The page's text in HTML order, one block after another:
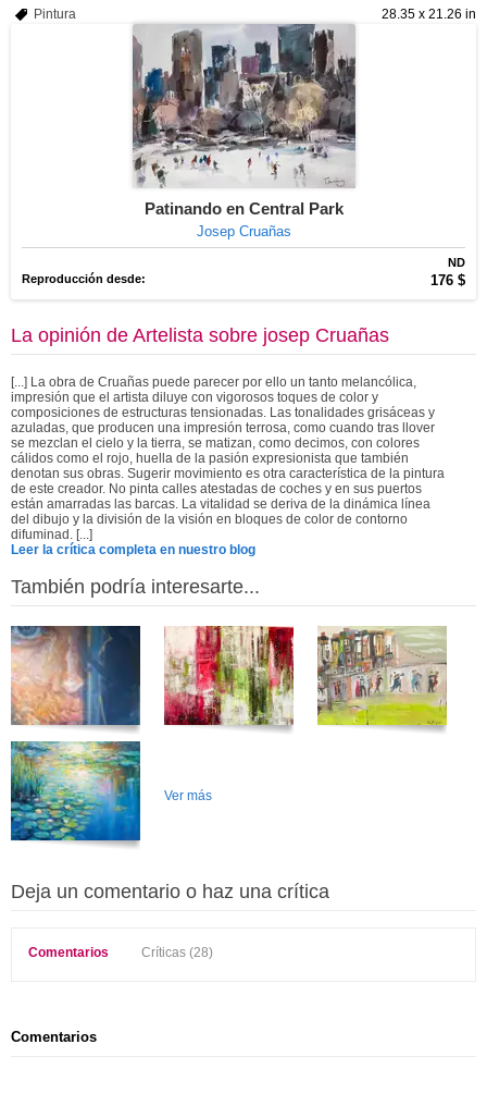
28.35 x 21.26 in
Pintura
Patinando en Central Park
Josep Cruañas
ND
Reproducción desde:
176 $
La opinión de Artelista sobre josep Cruañas
[...] La obra de Cruañas puede parecer por ello un tanto melancólica,
impresión que el artista diluye con vigorosos toques de color y
composiciones de estructuras tensionadas. Las tonalidades grisáceas y
azuladas, que producen una impresión terrosa, como cuando tras llover
se mezclan el cielo y la tierra, se matizan, como decimos, con colores
cálidos como el rojo, huella de la pasión expresionista que también
denotan sus obras. Sugerir movimiento es otra característica de la pintura
de este creador. No pinta calles atestadas de coches y en sus puertos
están amarradas las barcas. La vitalidad se deriva de la dinámica línea
del dibujo y la división de la visión en bloques de color de contorno
difuminad. [...]
Leer la crítica completa en nuestro blog
También podría interesarte...
Ver más
Deja un comentario o haz una crítica
Comentarios Críticas (28)
Comentarios